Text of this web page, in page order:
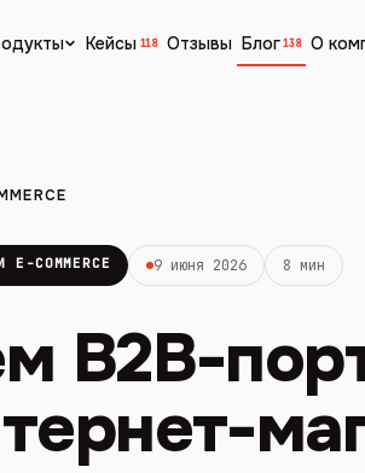
Кейсы 118 Отзывы Блог 138 О
COMMERCE 9 июня 2026 8 мин
B2B-